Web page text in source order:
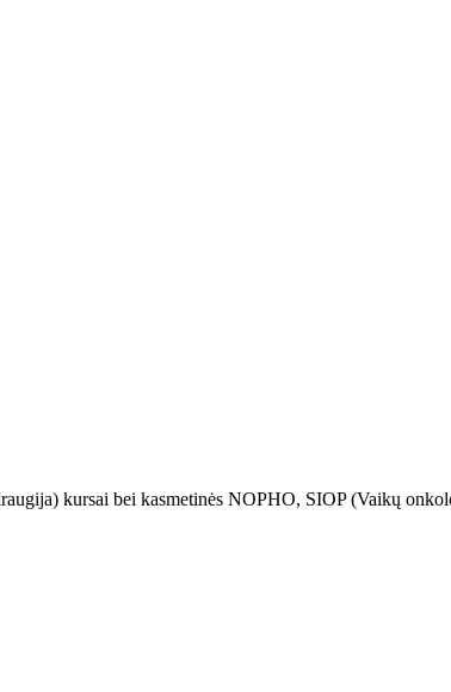
kursai bei kasmetinės NOPHO, SIOP (Vaikų